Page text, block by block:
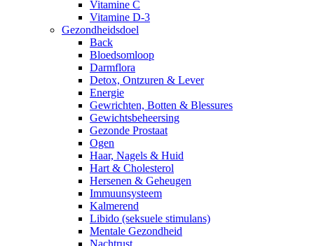
Vitamine C
Vitamine D-3
Gezondheidsdoel
Back
Bloedsomloop
Darmflora
Detox, Ontzuren & Lever
Energie
Gewrichten, Botten & Blessures
Gewichtsbeheersing
Gezonde Prostaat
Ogen
Haar, Nagels & Huid
Hart & Cholesterol
Hersenen & Geheugen
Immuunsysteem
Kalmerend
Libido (seksuele stimulans)
Mentale Gezondheid
Nachtrust